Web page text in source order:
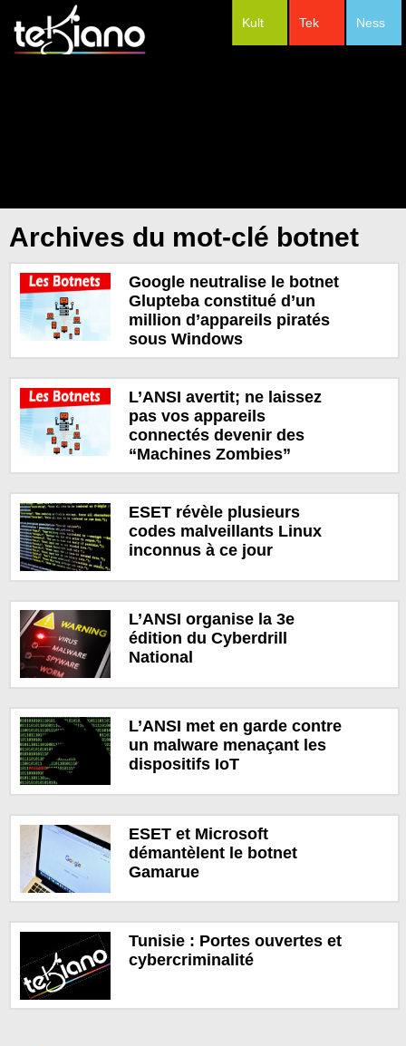
Ness
Tek
Kult
Archives du mot-clé botnet
Google neutralise le botnet
Glupteba constitué d’un
million d’appareils piratés
sous Windows
L’ANSI avertit; ne laissez
pas vos appareils
connectés devenir des
“Machines Zombies”
ESET révèle plusieurs
codes malveillants Linux
inconnus à ce jour
L’ANSI organise la 3e
édition du Cyberdrill
National
L’ANSI met en garde contre
un malware menaçant les
dispositifs IoT
ESET et Microsoft
démantèlent le botnet
Gamarue
Tunisie : Portes ouvertes et
cybercriminalité